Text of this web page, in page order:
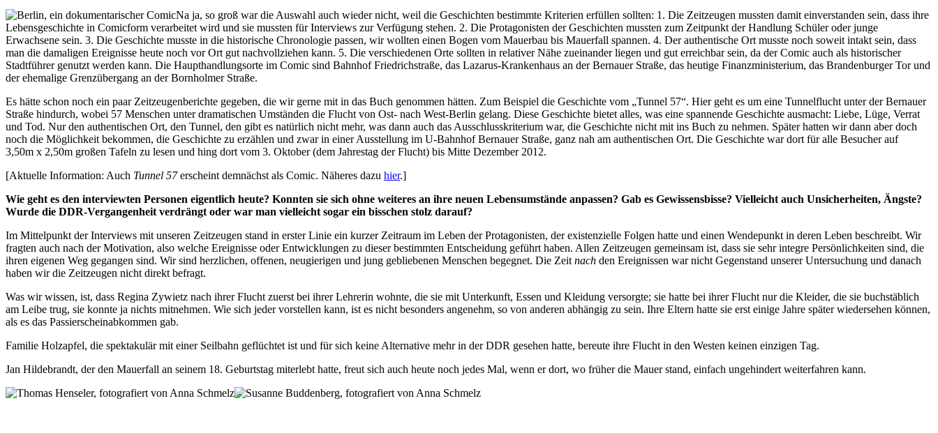
Na ja, so groß war die Auswahl auch wieder nicht, weil die Geschichten bestimmte Kriterien erfüllen sollten: 1. Die Zeitzeugen mussten damit einverstanden sein, dass ihre
Lebensgeschichte in Comicform verarbeitet wird und sie mussten für Interviews zur Verfügung stehen. 2. Die Protagonisten der Geschichten mussten zum Zeitpunkt der Handlung Schüler oder junge
Erwachsene sein. 3. Die Geschichte musste in die historische Chronologie passen, wir wollten einen Bogen vom Mauerbau bis Mauerfall spannen. 4. Der authentische Ort musste noch soweit intakt sein, dass
man die damaligen Ereignisse heute noch vor Ort gut nachvollziehen kann. 5. Die verschiedenen Orte sollten in relativer Nähe zueinander liegen und gut erreichbar sein, da der Comic auch als historischer
Stadtführer genutzt werden kann. Die Haupthandlungsorte im Comic sind Bahnhof Friedrichstraße, das Lazarus-Krankenhaus an der Bernauer Straße, das heutige Finanzministerium, das Brandenburger Tor und
der ehemalige Grenzübergang an der Bornholmer Straße.
Es hätte schon noch ein paar Zeitzeugenberichte gegeben, die wir gerne mit in das Buch genommen hätten. Zum Beispiel die Geschichte vom „Tunnel 57“. Hier geht es um eine Tunnelflucht unter der Bernauer
Straße hindurch, wobei 57 Menschen unter dramatischen Umständen die Flucht von Ost- nach West-Berlin gelang. Diese Geschichte bietet alles, was eine spannende Geschichte ausmacht: Liebe, Lüge, Verrat
und Tod. Nur den authentischen Ort, den Tunnel, den gibt es natürlich nicht mehr, was dann auch das Ausschlusskriterium war, die Geschichte nicht mit ins Buch zu nehmen. Später hatten wir dann aber doch
noch die Möglichkeit bekommen, die Geschichte zu erzählen und zwar in einer Ausstellung im U-Bahnhof Bernauer Straße, ganz nah am authentischen Ort. Die Geschichte war dort für alle Besucher auf
3,50m x 2,50m großen Tafeln zu lesen und hing dort vom 3. Oktober (dem Jahrestag der Flucht) bis Mitte Dezember 2012.
[Aktuelle Information: Auch Tunnel 57erscheint demnächst als Comic. Näheres dazu hier.]
Wie geht es den interviewten Personen eigentlich heute? Konnten sie sich ohne weiteres an ihre neuen Lebensumstände anpassen? Gab es Gewissensbisse? Vielleicht auch Unsicherheiten, Ängste?
Wurde die DDR-Vergangenheit verdrängt oder war man vielleicht sogar ein bisschen stolz darauf?
Im Mittelpunkt der Interviews mit unseren Zeitzeugen stand in erster Linie ein kurzer Zeitraum im Leben der Protagonisten, der existenzielle Folgen hatte und einen Wendepunkt in deren Leben beschreibt. Wir
fragten auch nach der Motivation, also welche Ereignisse oder Entwicklungen zu dieser bestimmten Entscheidung geführt haben. Allen Zeitzeugen gemeinsam ist, dass sie sehr integre Persönlichkeiten sind, die
ihren eigenen Weg gegangen sind. Wir sind herzlichen, offenen, neugierigen und jung gebliebenen Menschen begegnet. Die Zeit nach den Ereignissen war nicht Gegenstand unserer Untersuchung und danach
haben wir die Zeitzeugen nicht direkt befragt.
Was wir wissen, ist, dass Regina Zywietz nach ihrer Flucht zuerst bei ihrer Lehrerin wohnte, die sie mit Unterkunft, Essen und Kleidung versorgte; sie hatte bei ihrer Flucht nur die Kleider, die sie buchstäblich
am Leibe trug, sie konnte ja nichts mitnehmen. Wie sich jeder vorstellen kann, ist es nicht besonders angenehm, so von anderen abhängig zu sein. Ihre Eltern hatte sie erst einige Jahre später wiedersehen können,
als es das Passierscheinabkommen gab.
Familie Holzapfel, die spektakulär mit einer Seilbahn geflüchtet ist und für sich keine Alternative mehr in der DDR gesehen hatte, bereute ihre Flucht in den Westen keinen einzigen Tag.
Jan Hildebrandt, der den Mauerfall an seinem 18. Geburtstag miterlebt hatte, freut sich auch heute noch jedes Mal, wenn er dort, wo früher die Mauer stand, einfach ungehindert weiterfahren kann.